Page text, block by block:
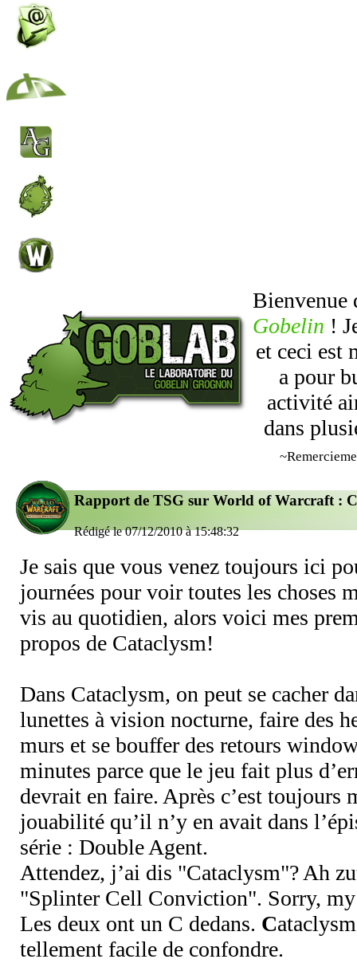
Bienvenue
Gobelin !
et ceci est
a pour
activité
dans
Rapport de TSG sur World of Warcraft :
Rédigé le 07/12/2010 à 15:48:32
Je sais que vous venez toujours ici
journées pour voir toutes les choses
vis au quotidien, alors voici mes
propos de Cataclysm!
Dans Cataclysm, on peut se cacher
lunettes à vision nocturne, faire des
murs et se bouffer des retours
minutes parce que le jeu fait plus
devrait en faire. Après c’est toujours
jouabilité qu’il n’y en avait dans
série : Double Agent.
Attendez, j’ai dis "Cataclysm"? Ah
"Splinter Cell Conviction". Sorry,
Les deux ont un C dedans. C
tellement facile de confondre.